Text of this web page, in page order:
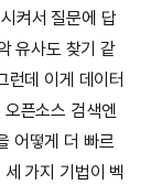
켜서 질문에 답
유사도 찾기 같
런데 이게 데이터
픈소스 검색엔
어떻게 더 빠르
가지 기법이 벡